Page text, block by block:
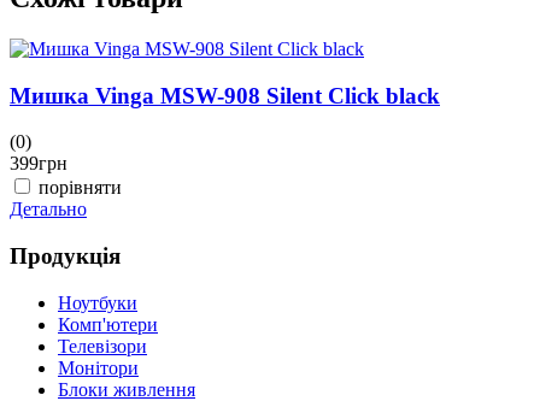
Мишка Vinga MSW-908 Silent Click black
(0)
399грн
порівняти
Детально
Продукція
Ноутбуки
Комп'ютери
Телевізори
Монітори
Блоки живлення